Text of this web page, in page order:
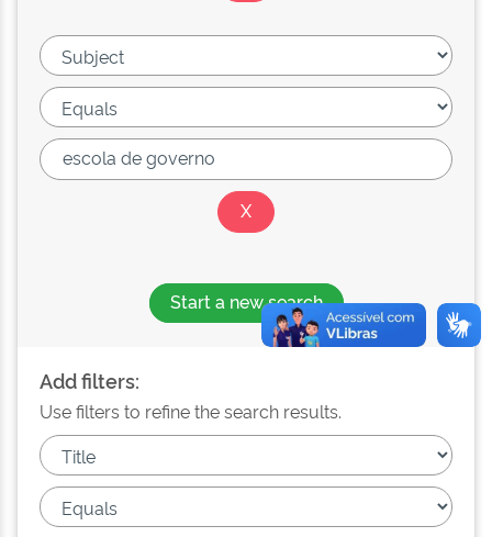
Start a new search
Add filters:
Use filters to refine the search results.